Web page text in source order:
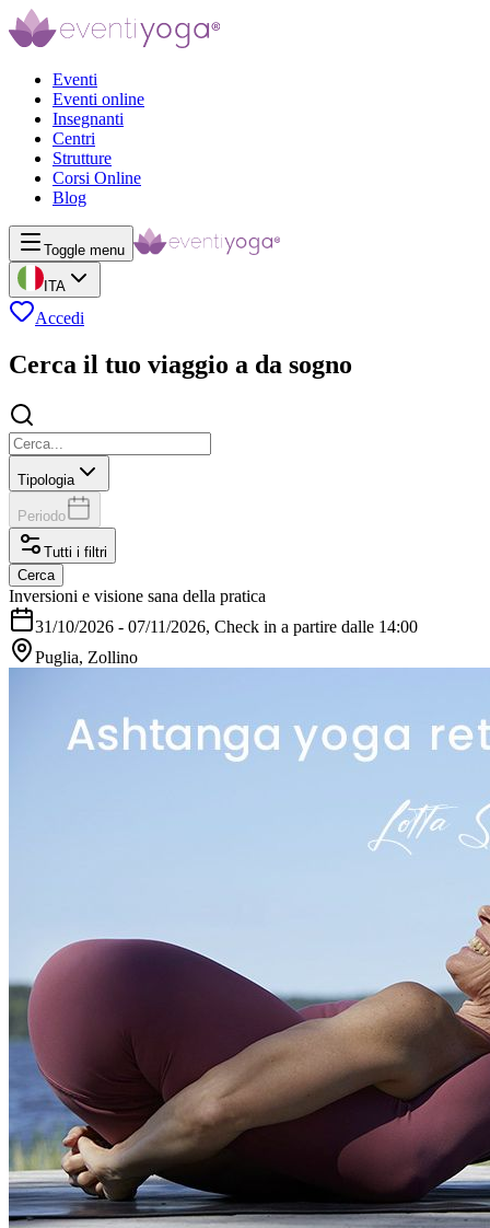
Eventi
Eventi online
Insegnanti
Centri
Strutture
Corsi Online
Blog
Toggle menu
ITA
Accedi
Cerca il tuo viaggio a da sogno
Tipologia
Periodo
Tutti i filtri
Cerca
Inversioni e visione sana della pratica
31/10/2026 - 07/11/2026, Check in a partire dalle 14:00
Puglia, Zollino